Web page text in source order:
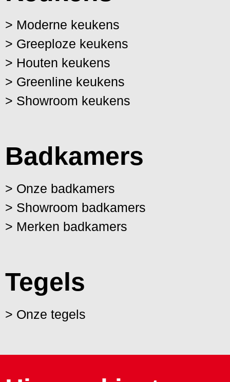
> Moderne keukens
> Greeploze keukens
> Houten keukens
> Greenline keukens
> Showroom keukens
Badkamers
> Onze badkamers
> Showroom badkamers
> Merken badkamers
Tegels
> Onze tegels